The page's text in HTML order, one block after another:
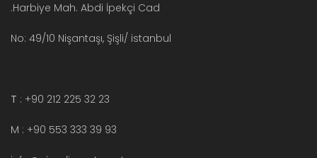
Harbiye Mah. Abdi İpekçi Cad.
No: 49/10 Nişantaşı, Şişli/ istanbul
T : +90 212 225 32 23
M : +90 553 333 39 93